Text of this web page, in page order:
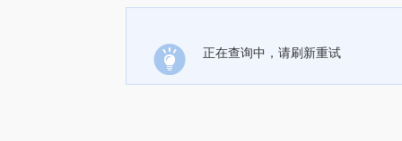
正在查询中，请刷新重试